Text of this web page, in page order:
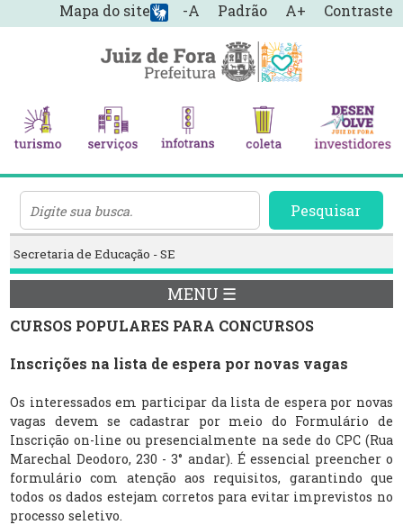
-A Padrão A+ Contraste
Mapa do site
Pesquisar
Secretaria de Educação - SE
MENU ☰
CURSOS POPULARES PARA CONCURSOS
Inscrições na lista de espera por novas vagas
Os interessados em participar da lista de espera por novas
vagas devem se cadastrar por meio do Formulário de
Inscrição on-line ou presencialmente na sede do CPC (Rua
Marechal Deodoro, 230 - 3° andar). É essencial preencher o
formulário com atenção aos requisitos, garantindo que
todos os dados estejam corretos para evitar imprevistos no
processo seletivo.